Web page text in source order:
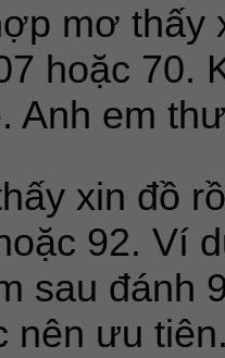
mơ thấy
hoặc 70.
Anh em
xin đồ
92. Ví
sau đánh
nên ưu